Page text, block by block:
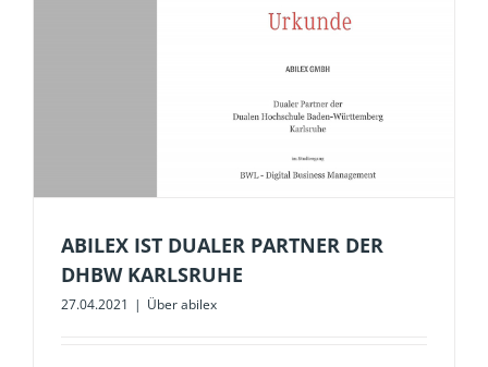
ABILEX IST DUALER PARTNER DER
DHBW KARLSRUHE
27.04.2021 | Über abilex